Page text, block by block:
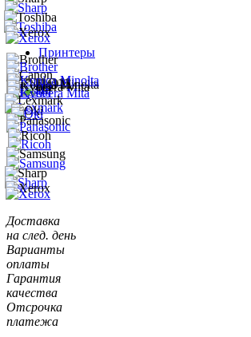
Принтеры
Доставка
на след. день
Варианты
оплаты
Гарантия
качества
Отсрочка
платежа